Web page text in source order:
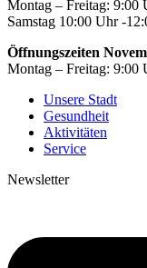
Montag – Freitag: 9:00
Samstag 10:00 Uhr -
Öffnungszeiten
Montag – Freitag: 9:00
Unsere Stadt
Gesundheit
Aktivitäten
Service
Newsletter